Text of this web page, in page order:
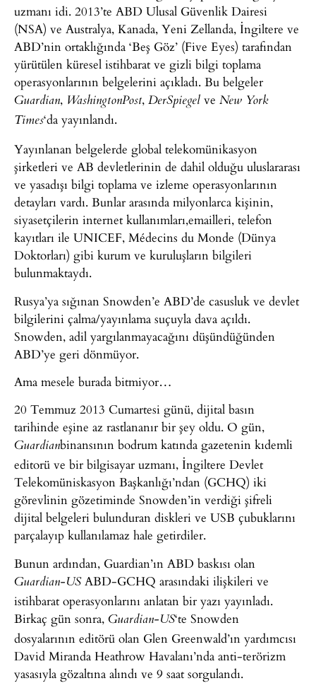
uzmanı idi. 2013’te ABD Ulusal Güvenlik Dairesi
(NSA) ve Australya, Kanada, Yeni Zellanda, İngiltere ve
ABD’nin ortaklığında ‘Beş Göz’ (Five Eyes) tarafından
yürütülen küresel istihbarat ve gizli bilgi toplama
operasyonlarının belgelerini açıkladı. Bu belgeler
Guardian, WashingtonPost, DerSpiegel ve New York
Times‘da yayınlandı.
Yayınlanan belgelerde global telekomünikasyon
şirketleri ve AB devletlerinin de dahil olduğu uluslararası
ve yasadışı bilgi toplama ve izleme operasyonlarının
detayları vardı. Bunlar arasında milyonlarca kişinin,
siyasetçilerin internet kullanımları,emailleri, telefon
kayıtları ile UNICEF, Médecins du Monde (Dünya
Doktorları) gibi kurum ve kuruluşların bilgileri
bulunmaktaydı.
Rusya’ya sığınan Snowden’e ABD’de casusluk ve devlet
bilgilerini çalma/yayınlama suçuyla dava açıldı.
Snowden, adil yargılanmayacağını düşündüğünden
ABD’ye geri dönmüyor.
Ama mesele burada bitmiyor…
20 Temmuz 2013 Cumartesi günü, dijital basın
tarihinde eşine az rastlananır bir şey oldu. O gün,
Guardianbinansının bodrum katında gazetenin kıdemli
editorü ve bir bilgisayar uzmanı, İngiltere Devlet
Telekomüniskasyon Başkanlığı’ndan (GCHQ) iki
görevlinin gözetiminde Snowden’in verdiği şifreli
dijital belgeleri bulunduran diskleri ve USB çubuklarını
parçalayıp kullanılamaz hale getirdiler.
Bunun ardından, Guardian’ın ABD baskısı olan
Guardian-USABD-GCHQ arasındaki ilişkileri ve
istihbarat operasyonlarını anlatan bir yazı yayınladı.
Birkaç gün sonra, Guardian-US‘te Snowden
dosyalarının editörü olan Glen Greenwald’ın yardımcısı
David Miranda Heathrow Havalanı’nda anti-terörizm
yasasıyla gözaltına alındı ve 9 saat sorgulandı.